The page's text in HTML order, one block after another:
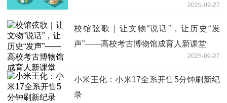
2025-09-27
校馆弦歌｜让文物“说话”，让历史“发
声”——高校考古博物馆成育人新课堂
2025-09-27
小米王化：小米17全系开售5分钟刷新纪
录